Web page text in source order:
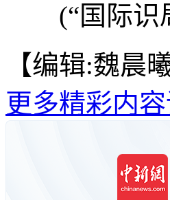
(“国际识
【编辑:魏晨曦
更多精彩内